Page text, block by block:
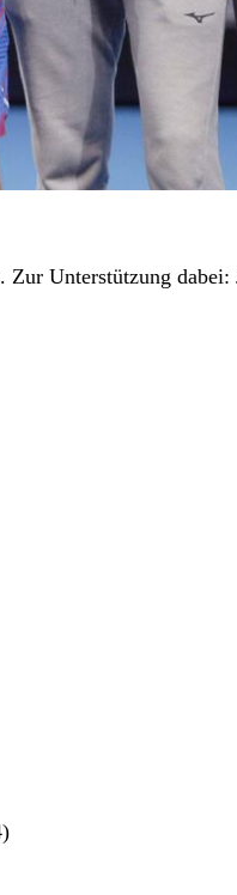
Unterstützung dabei: